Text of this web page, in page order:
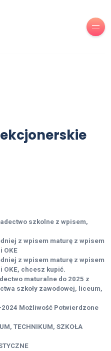
szkolne z wpisem,
z wpisem maturę z wpisem
OKE
z wpisem maturę z wpisem
OKE, chcesz kupić.
maturalne do 2025 z
szkoły zawodowej, liceum,
2024 Możliwość Potwierdzone
TECHNIKUM, SZKOŁA